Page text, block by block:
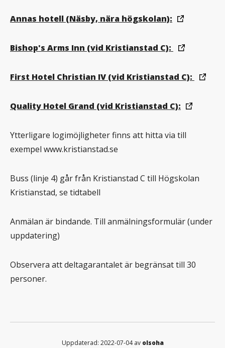
Annas hotell (Näsby, nära högskolan):
Bishop's Arms Inn (vid Kristianstad C):
First Hotel Christian IV (vid Kristianstad C):
Quality Hotel Grand (vid Kristianstad C):
Ytterligare logimöjligheter finns att hitta via till
exempel www.kristianstad.se
Buss (linje 4) går från Kristianstad C till Högskolan
Kristianstad, se tidtabell
Anmälan är bindande. Till anmälningsformulär (under
uppdatering)
Observera att deltagarantalet är begränsat till 30
personer.
Uppdaterad: 2022-07-04 av olsoha